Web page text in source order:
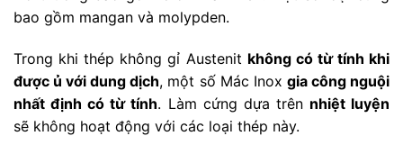
bao gồm mangan và molypden.
Trong khi thép không gỉ Austenit không có từ tính khi
được ủ với dung dịch, một số Mác Inox gia công nguội
nhất định có từ tính. Làm cứng dựa trên nhiệt luyện
sẽ không hoạt động với các loại thép này.